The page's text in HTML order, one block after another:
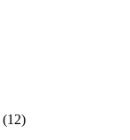
(12)